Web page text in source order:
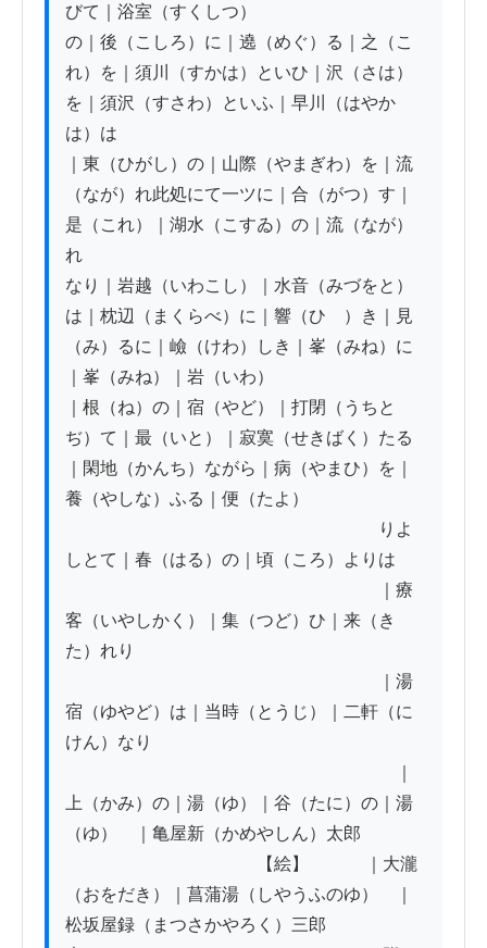
びて｜浴室（すくしつ）
の｜後（こしろ）に｜遶（めぐ）る｜之（こ
れ）を｜須川（すかは）といひ｜沢（さは）
を｜須沢（すさわ）といふ｜早川（はやか
は）は
｜東（ひがし）の｜山際（やまぎわ）を｜流
（なが）れ此処にて一ツに｜合（がつ）す｜
是（これ）｜湖水（こすゐ）の｜流（なが）
れ
なり｜岩越（いわこし）｜水音（みづをと）
は｜枕辺（まくらべ）に｜響（ひゞ）き｜見
（み）るに｜嶮（けわ）しき｜峯（みね）に
｜峯（みね）｜岩（いわ）
｜根（ね）の｜宿（やど）｜打閉（うちと
ぢ）て｜最（いと）｜寂寞（せきばく）たる
｜閑地（かんち）ながら｜病（やまひ）を｜
養（やしな）ふる｜便（たよ）
りよ
しとて｜春（はる）の｜頃（ころ）よりは
｜療
客（いやしかく）｜集（つど）ひ｜来（き
た）れり
｜湯
宿（ゆやど）は｜当時（とうじ）｜二軒（に
けん）なり
上（かみ）の｜湯（ゆ）｜谷（たに）の｜湯
（ゆ）　｜亀屋新（かめやしん）太郎
【絵】　　 　｜大瀧
（おをだき）｜菖蒲湯（しやうふのゆ）　｜
松坂屋録（まつさかやろく）三郎